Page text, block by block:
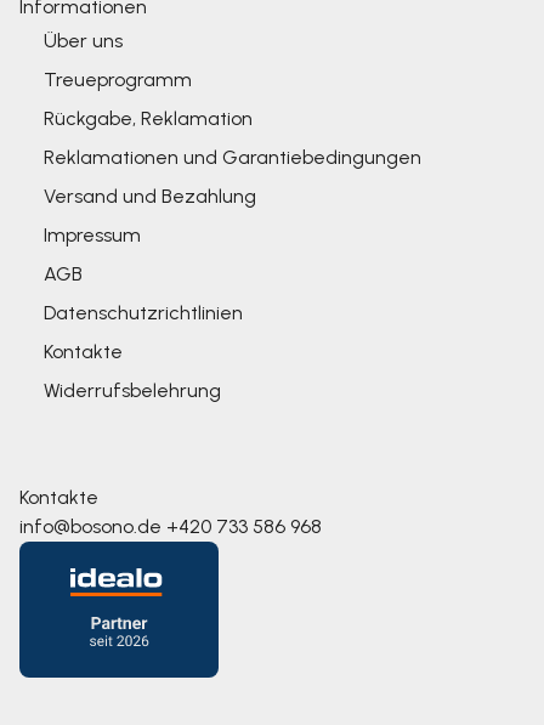
Informationen
Über uns
Treueprogramm
Rückgabe, Reklamation
Reklamationen und Garantiebedingungen
Versand und Bezahlung
Impressum
AGB
Datenschutzrichtlinien
Kontakte
Widerrufsbelehrung
Kontakte
info@bosono.de +420 733 586 968